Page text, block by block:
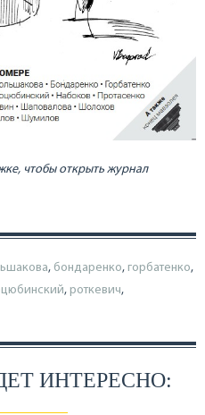
чтобы открыть журнал
, бондаренко, горбатенко,
, роткевич,
ИНТЕРЕСНО: